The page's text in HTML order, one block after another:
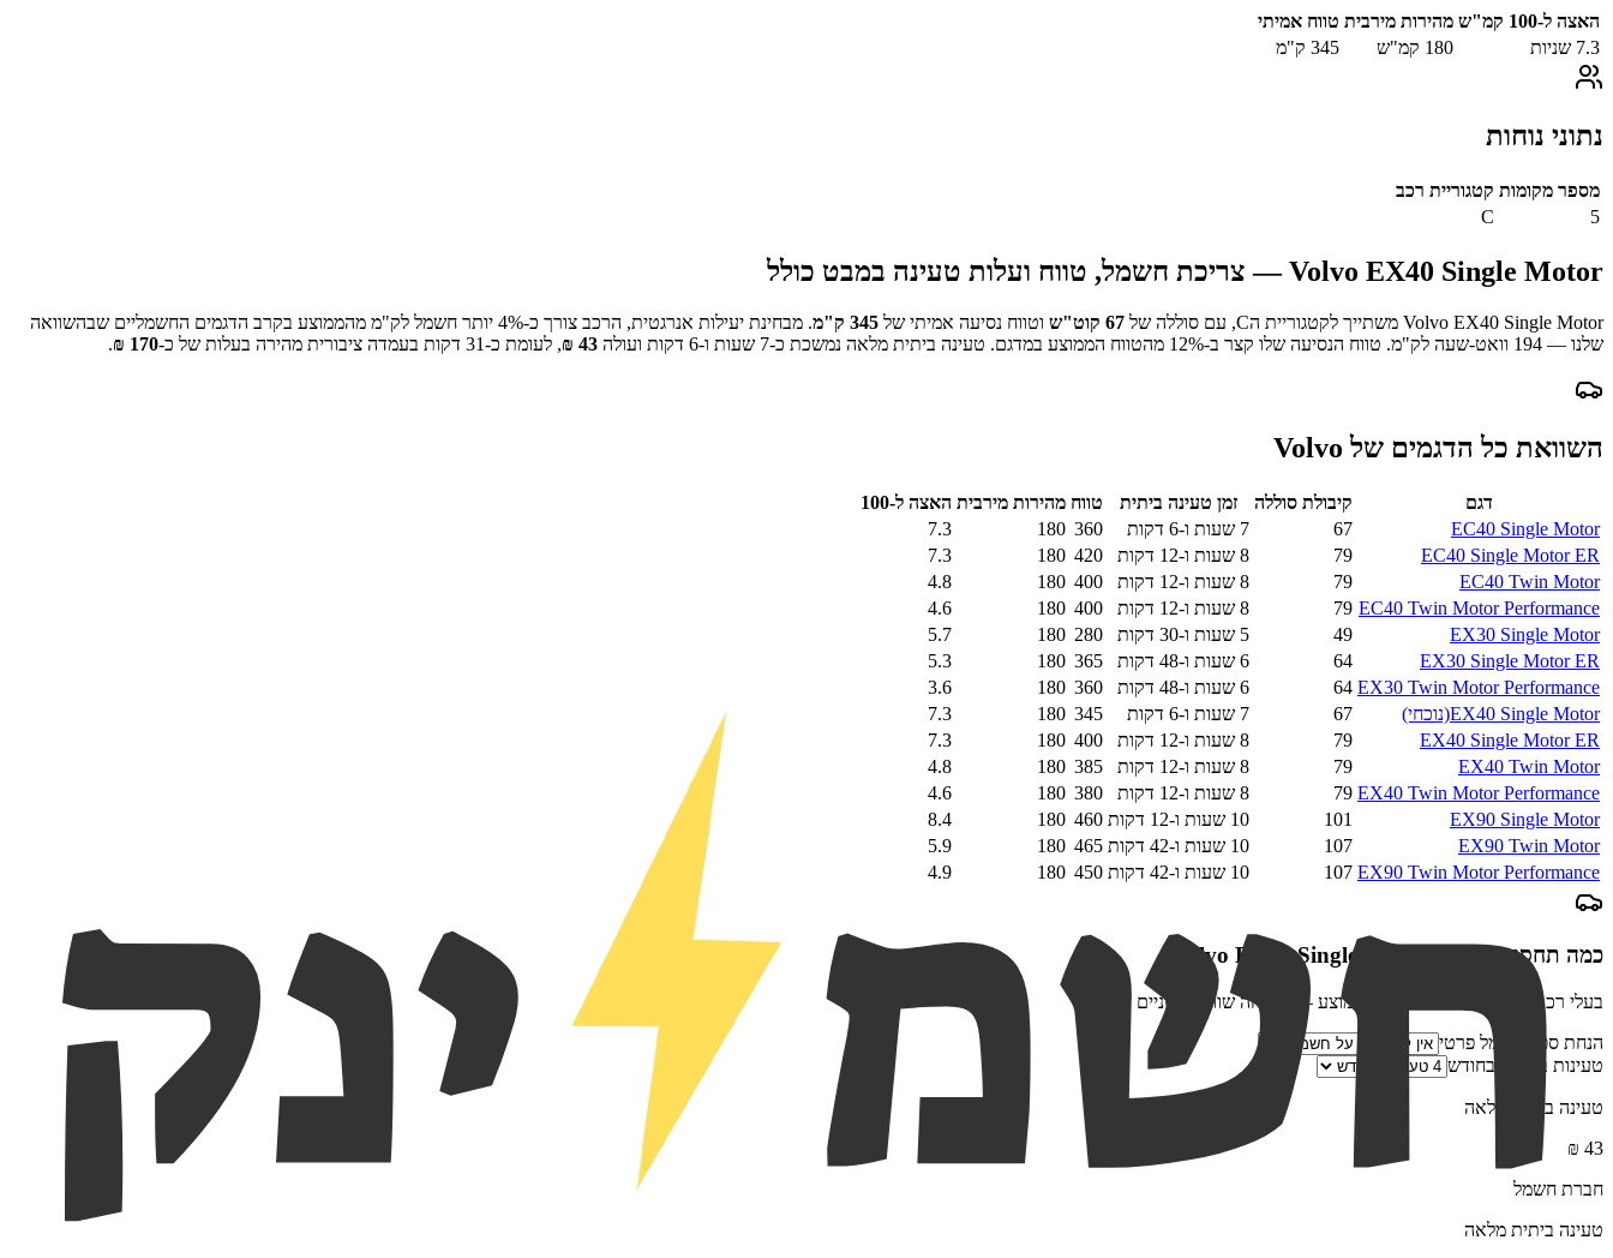
האצה ל-100 קמ"ש מהירות מירבית טווח אמיתי
7.3 שניות 180 קמ"ש 345 ק"מ
נתוני נוחות
מספר מקומות קטגוריית רכב
5
C
Volvo EX40 Single Motor— צריכת חשמל, טווח ועלות טעינה במבט כולל
Volvo EX40 Single Motor משתייך לקטגוריית הC, עם סוללה של 67 קוט"ש וטווח נסיעה אמיתי של 345 ק"מ. מבחינת יעילות אנרגטית, הרכב צורך כ- 4 % יותר חשמל לק"מ מהממוצע בקרב הדגמים החשמליים שבהשוואה
שלנו — 194 וואט-שעה לק"מ. טווח הנסיעה שלו קצר ב- 12% מהטווח הממוצע במדגם. טעינה ביתית מלאה נמשכת כ-7 שעות ו-6 דקות ועולה 43
₪, לעומת כ-31 דקות בעמדה ציבורית מהירה בעלות של כ-170
₪
.
השוואת כל הדגמים של Volvo
דגם קיבולת סוללה זמן טעינה ביתית טווח מהירות מירבית האצה ל-100
EC40 Single Motor
67 7 שעות ו-6 דקות 360
180
7.3
EC40 Single Motor ER
79 8 שעות ו-12 דקות 420
180
7.3
EC40 Twin Motor
79 8 שעות ו-12 דקות 400
180
4.8
EC40 Twin Motor Performance
79 8 שעות ו-12 דקות 400
180
4.6
EX30 Single Motor
49 5 שעות ו-30 דקות 280
180
5.7
EX30 Single Motor ER
64 6 שעות ו-48 דקות 365
180
5.3
EX30 Twin Motor Performance
64 6 שעות ו-48 דקות 360
180
3.6
EX40 Single Motor(נוכחי) 67 7 שעות ו-6 דקות 345
180
7.3
EX40 Single Motor ER
79 8 שעות ו-12 דקות 400
180
7.3
EX40 Twin Motor
79 8 שעות ו-12 דקות 385
180
4.8
EX40 Twin Motor Performance
79 8 שעות ו-12 דקות 380
180
4.6
EX90 Single Motor
101 10 שעות ו-12 דקות 460
180
8.4
EX90 Twin Motor
107 10 שעות ו-42 דקות 465
180
5.9
EX90 Twin Motor Performance
107 10 שעות ו-42 דקות 450
180
4.9
כמה תחסכו בטעינת Volvo EX40 Single Motor
?
בעלי רכב חשמלי צורכים כפול מהממוצע — ההנחה שווה פי שניים
הנחת ספק חשמל פרטי
טעינות ביתיות בחודש
טעינה ביתית מלאה
43
₪
חברת חשמל
טעינה ביתית מלאה